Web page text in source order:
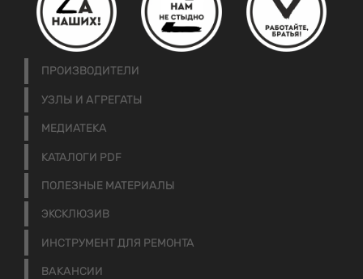
ПРОИЗВОДИТЕЛИ
УЗЛЫ И АГРЕГАТЫ
МЕДИАТЕКА
КАТАЛОГИ PDF
ПОЛЕЗНЫЕ МАТЕРИАЛЫ
ЭКСКЛЮЗИВ
ИНСТРУМЕНТ ДЛЯ РЕМОНТА
ВАКАНСИИ